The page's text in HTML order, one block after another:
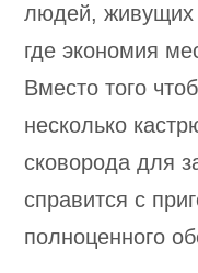
людей, живущих
где экономия
Вместо того
несколько
сковорода для
справится с
полноценного